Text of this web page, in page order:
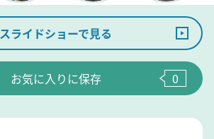
スライドショーで見る
お気に入りに保存 0